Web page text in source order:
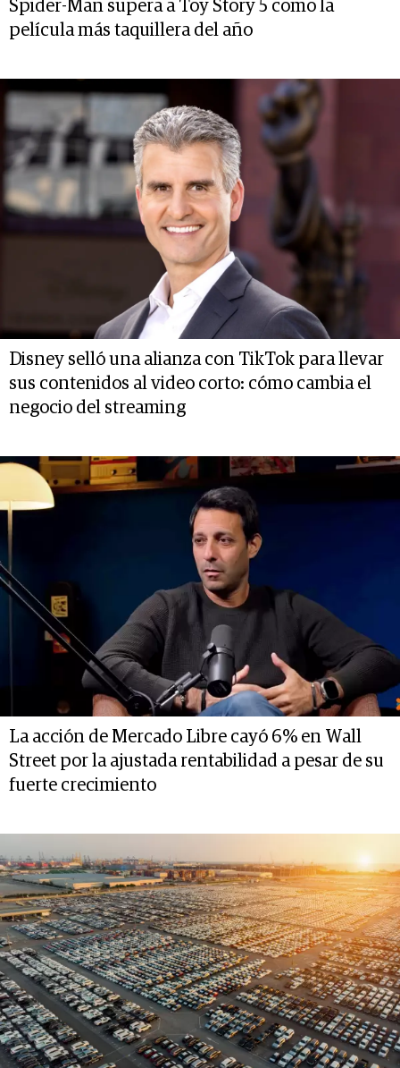
Spider-Man supera a Toy Story 5 como la
película más taquillera del año
Disney selló una alianza con TikTok para llevar
sus contenidos al video corto: cómo cambia el
negocio del streaming
La acción de Mercado Libre cayó 6% en Wall
Street por la ajustada rentabilidad a pesar de su
fuerte crecimiento